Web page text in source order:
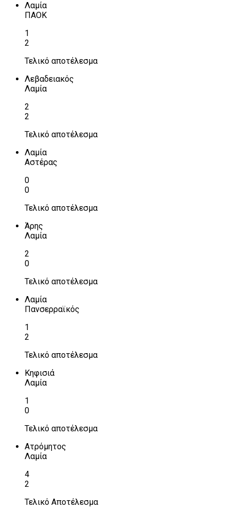
Λαμία
ΠΑΟΚ
1
2
Τελικό αποτέλεσμα
Λεβαδειακός
Λαμία
2
2
Τελικό αποτέλεσμα
Λαμία
Αστέρας
0
0
Τελικό αποτέλεσμα
Άρης
Λαμία
2
0
Τελικό αποτέλεσμα
Λαμία
Πανσερραϊκός
1
2
Τελικό αποτέλεσμα
Κηφισιά
Λαμία
1
0
Τελικό αποτέλεσμα
Ατρόμητος
Λαμία
4
2
Τελικό Αποτέλεσμα